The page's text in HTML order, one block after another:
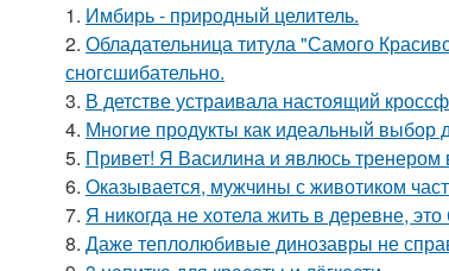
1. Имбирь - природный целитель.
2. Обладательница титула "Самого
сногсшибательно.
3. В детстве устраивала настоящий
4. Многие продукты как идеальный выбор
5. Привет! Я Василина и явлюсь тренером
6. Оказывается, мужчины с животиком
7. Я никогда не хотела жить в деревне,
8. Даже теплолюбивые динозавры не